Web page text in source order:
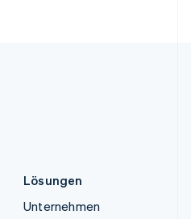
Lösungen
Unternehmen